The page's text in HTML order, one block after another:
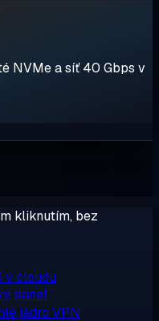
NVMe a síť 40 Gbps v
kliknutím, bez
v cloudu
panel
jádro VPN